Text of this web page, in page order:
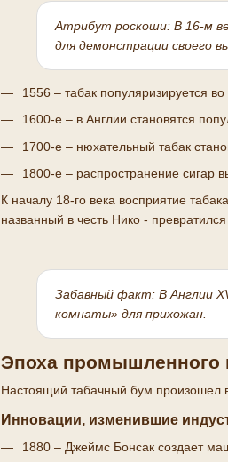
Атрибут роскоши: В 16-м
для демонстрации своего
1556 – табак популяризируется
1600-е – в Англии становятся
1700-е – нюхательный табак
1800-е – распространение сигар
К началу 18-го века восприятие
названный в честь Нико -
Забавный факт: В Англии
комнаты» для прихожан.
Эпоха промышленного
Настоящий табачный бум произошел
Инновации, изменившие
1880 – Джеймс Бонсак создает